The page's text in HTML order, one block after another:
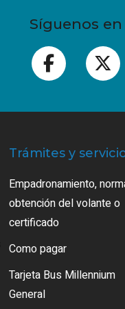
Síguenos en
Trámites y
Empadronamiento,
obtención del volante o
certificado
Como pagar
Tarjeta Bus Millennium
General